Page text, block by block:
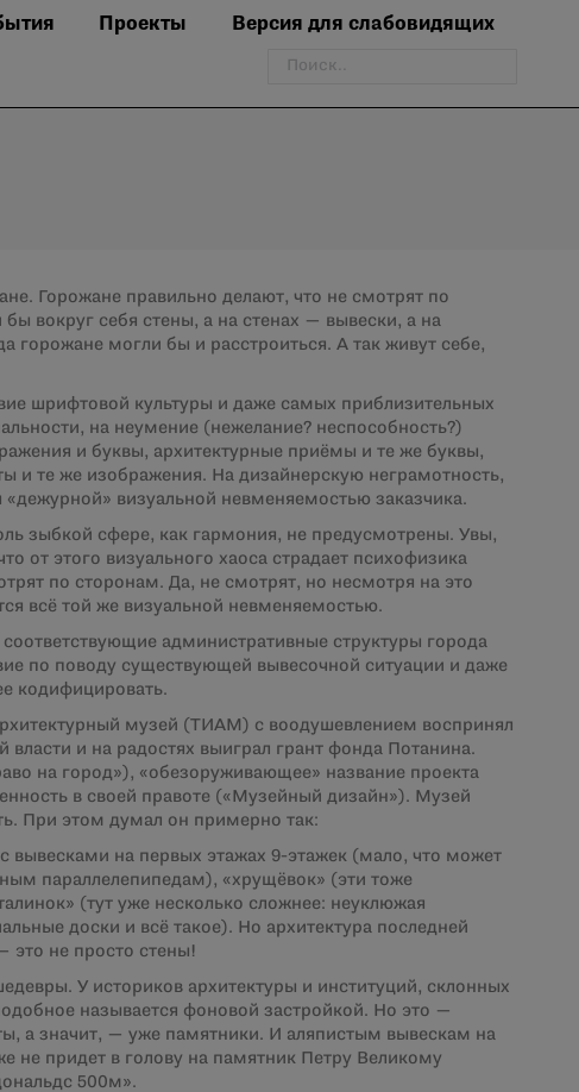
Проекты Версия для слабовидящих
Поиск:
Горожане правильно делают, что не смотрят по
вокруг себя стены, а на стенах — вывески, а на
горожане могли бы и расстроиться. А так живут себе,
шрифтовой культуры и даже самых приблизительных
на неумение (нежелание? неспособность?)
и буквы, архитектурные приёмы и те же буквы,
и те же изображения. На дизайнерскую неграмотность,
«дежурной» визуальной невменяемостью заказчика.
зыбкой сфере, как гармония, не предусмотрены. Увы,
от этого визуального хаоса страдает психофизика
по сторонам. Да, не смотрят, но несмотря на это
всё той же визуальной невменяемостью.
административные структуры города
по поводу существующей вывесочной ситуации и даже
кодифицировать.
музей (ТИАМ) с воодушевлением воспринял
власти и на радостях выиграл грант фонда Потанина.
на город»), «обезоруживающее» название проекта
в своей правоте («Музейный дизайн»). Музей
При этом думал он примерно так:
вывесками на первых этажах 9-этажек (мало, что может
параллелепипедам), «хрущёвок» (эти тоже
(тут уже несколько сложнее: неуклюжая
доски и всё такое). Но архитектура последней
это не просто стены!
У историков архитектуры и институций, склонных
называется фоновой застройкой. Но это —
а значит, — уже памятники. И аляпистым вывескам на
не придет в голову на памятник Петру Великому
500м».